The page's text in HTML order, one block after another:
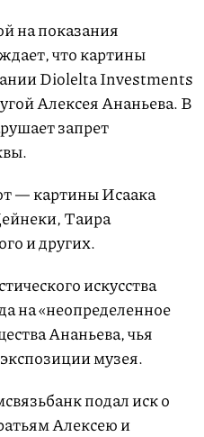
на показания
что картины
Diolelta Investments
Алексея Ананьева. В
запрет
— картины Исаака
Таира
и других.
искусства
на «неопределенное
Ананьева, чья
музея.
подал иск о
Алексею и